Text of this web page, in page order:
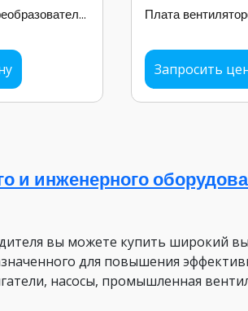
Плата силовая преобразователя частоты K750 110кВт ONI
Запросить
инженерного
вы можете купить широкий
для повышения
насосы, промышленная